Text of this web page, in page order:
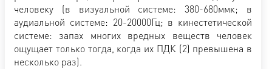
человеку (в визуальной системе: 380-680ммк; в
аудиальной системе: 20-20000Гц; в кинестетической
системе: запах многих вредных веществ человек
ощущает только тогда, когда их ПДК (2) превышена в
несколько раз).